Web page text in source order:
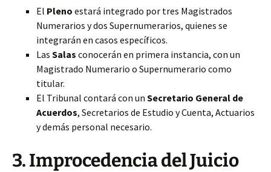
El Pleno estará integrado por tres Magistrados
Numerarios y dos Supernumerarios, quienes se
integrarán en casos específicos.
Las Salas conocerán en primera instancia, con un
Magistrado Numerario o Supernumerario como
titular.
El Tribunal contará con un Secretario General de
Acuerdos, Secretarios de Estudio y Cuenta, Actuarios
y demás personal necesario.
3. Improcedencia del Juicio